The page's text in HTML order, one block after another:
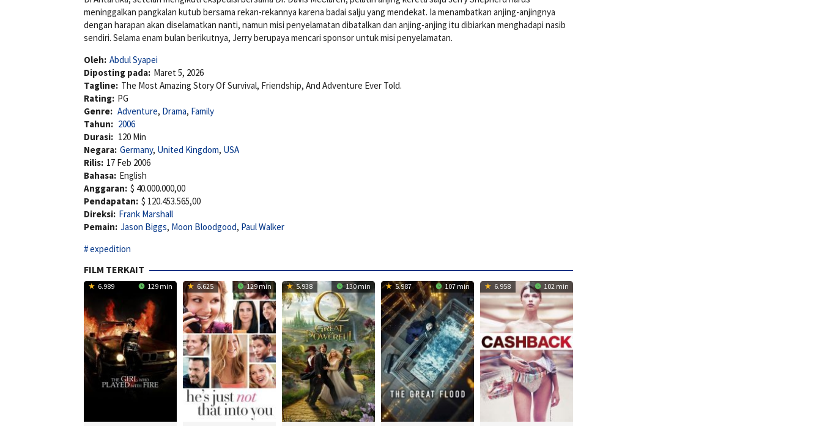
meninggalkan pangkalan kutub bersama rekan-rekannya karena badai salju yang mendekat. Ia menambatkan anjing-anjingnya
dengan harapan akan diselamatkan nanti, namun misi penyelamatan dibatalkan dan anjing-anjing itu dibiarkan menghadapi nasib
sendiri. Selama enam bulan berikutnya, Jerry berupaya mencari sponsor untuk misi penyelamatan.
Oleh: Abdul Syapei
Diposting pada: Maret 5, 2026
Tagline: The Most Amazing Story Of Survival, Friendship, And Adventure Ever Told.
Rating: PG
Genre: Adventure, Drama, Family
Tahun: 2006
Durasi: 120 Min
Negara: Germany, United Kingdom, USA
Rilis: 17 Feb 2006
Bahasa: English
Anggaran: $ 40.000.000,00
Pendapatan: $ 120.453.565,00
Direksi: Frank Marshall
Pemain: Jason Biggs, Moon Bloodgood, Paul Walker
expedition
FILM TERKAIT
6.989 129 min 6.625 129 min 5.938 130 min 5.987 107 min 6.958 102 min